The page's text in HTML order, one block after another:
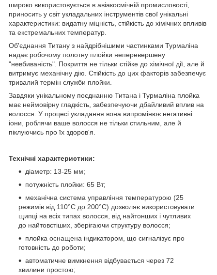
широко використовується в авіакосмічній промисловості,
приносить у світ укладальних інструментів свої унікальні
характеристики: видатну міцність, стійкість до хімічних впливів
та екстремальних температур.
Об'єднання Титану з найдрібнішими частинками Турмаліна
надає робочому полотну плойки неперевершену
"невбиваність". Покриття не тільки стійке до хімічної дії, але й
витримує механічну дію. Стійкість до цих факторів забезпечує
тривалий термін служби плойки.
Завдяки унікальному поєднанню Титана і Турмаліна плойка
має неймовірну гладкість, забезпечуючи дбайливий вплив на
волосся. У процесі укладання вона випромінює негативні
іони, роблячи ваше волосся не тільки стильним, але й
піклуючись про їх здоров'я.
Технічні характеристики:
діаметр: 13-25 мм;
потужність плойки: 65 Вт;
механічна система управління температурою (25
режимів від 110°C до 200°C) дозволяє використовувати
щипці на всіх типах волосся, від найтонших і чутливих
до найтовстіших, зберігаючи структуру волосся;
плойка оснащена індикатором, що сигналізує про
готовність до роботи;
автоматичне вимкнення відбувається через 72
хвилини простою;